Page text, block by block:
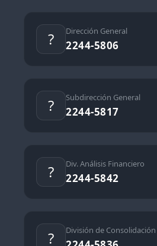
?️ Dirección General
2244-5806
? Subdirección General
2244-5817
? Div. Análisis Financiero
2244-5842
? División de Consolidación